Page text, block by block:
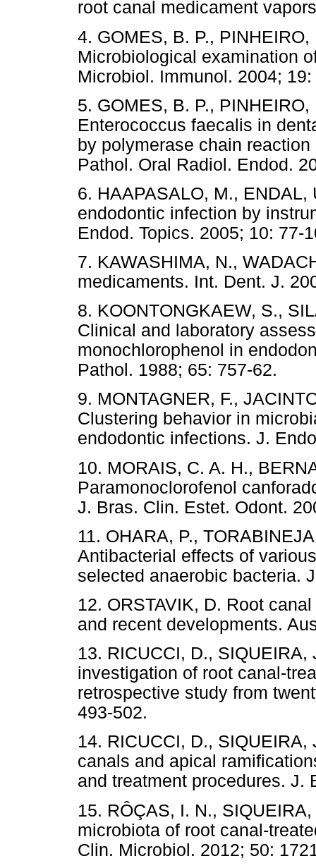
root canal medicament
4. GOMES, B. P.,
Microbiological examination
Microbiol. Immunol. 2004; 19:
5. GOMES, B. P.,
Enterococcus faecalis in
by polymerase chain
Pathol. Oral Radiol. Endod.
6. HAAPASALO, M.,
endodontic infection by
Endod. Topics. 2005; 10: 77-
7. KAWASHIMA, N.,
medicaments. Int. Dent. J.
8. KOONTONGKAEW, S.,
Clinical and laboratory
monochlorophenol in
Pathol. 1988; 65: 757-62.
9. MONTAGNER, F.,
Clustering behavior in
endodontic infections. J.
10. MORAIS, C. A. H.,
Paramonoclorofenol
J. Bras. Clin. Estet. Odont.
11. OHARA, P.,
Antibacterial effects of
selected anaerobic bacteria.
12. ORSTAVIK, D. Root
and recent developments.
13. RICUCCI, D.,
investigation of root canal-
retrospective study from
493-502.
14. RICUCCI, D.,
canals and apical
and treatment procedures. J.
15. RÔÇAS, I. N.,
microbiota of root canal-
Clin. Microbiol. 2012; 50: